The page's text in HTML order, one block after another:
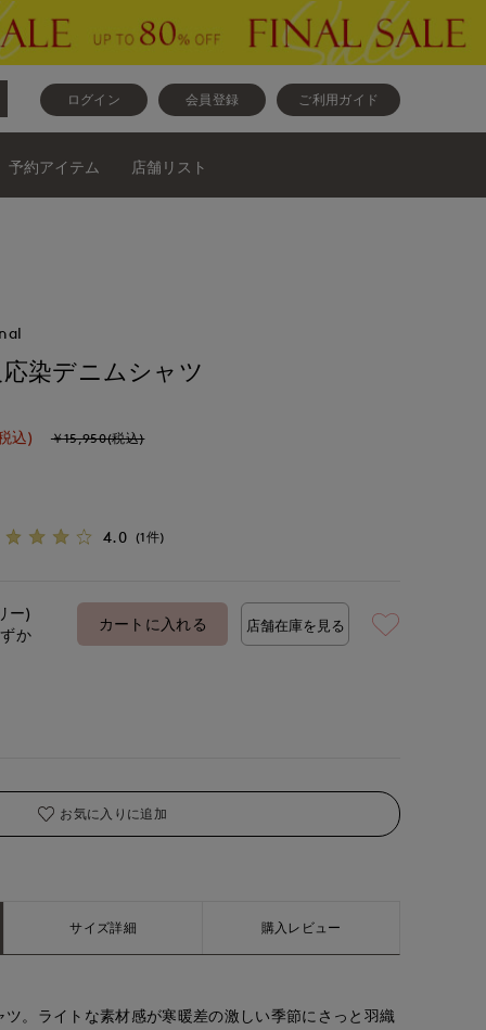
ログイン 会員登録 ご利用ガイド
予約アイテム 店舗リスト
染デニムシャツ
込) ￥15,950(税込)
4.0 (1件)
ー)
か
カートに入れる 店舗在庫を見る
お気に入りに追加
サイズ詳細 購入レビュー
。ライトな素材感が寒暖差の激しい季節にさっと羽織